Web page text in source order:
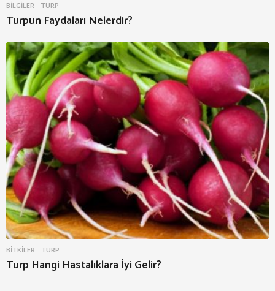
BILGILER TURP
Turpun Faydaları Nelerdir?
BITKILER TURP
Turp Hangi Hastalıklara İyi Gelir?